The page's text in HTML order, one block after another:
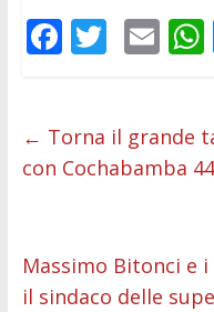
F
b
o
k
T
er
E
l
← Torna il grande
con Cochabamba
Massimo Bitonci e
il sindaco delle